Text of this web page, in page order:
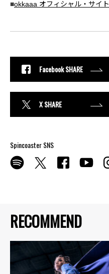
RECOMMEND
■okkaaa オフィシャル・サイト
Facebook SHARE
X SHARE
Spincoaster SNS